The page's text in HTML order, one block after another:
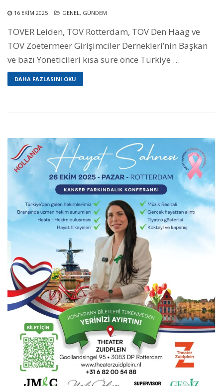
16 EKIM 2025 GENEL , GÜNDEM
TOVER Leiden, TOV Rotterdam, TOV Den Haag ve
TOV Zoetermeer Girişimciler Dernekleri’nin Başkan
ve bazı Yöneticileri kısa süre önce Türkiye …
DAHA FAZLASINI OKU